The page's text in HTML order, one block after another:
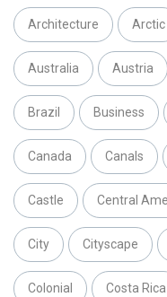
Architecture Arctic
Australia Austria
Brazil Business
Canada Canals
Castle Central
City Cityscape
Colonial Costa Rica